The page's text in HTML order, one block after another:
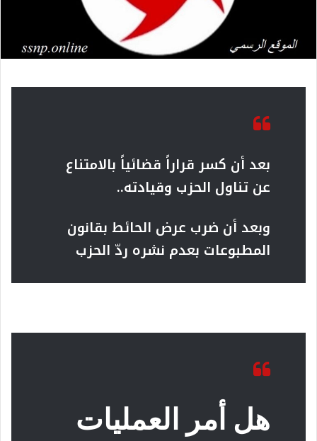
بعد أن كسر قراراً قضائياً بالامتناع
عن تناول الحزب وقيادته..
وبعد أن ضرب عرض الحائط بقانون
المطبوعات بعدم نشره ردّ الحزب
هل أمر العمليات